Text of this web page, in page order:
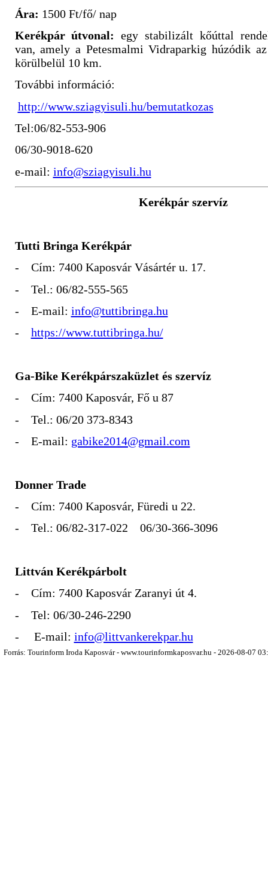
Ára: 1500 Ft/fő/ nap
Kerékpár útvonal: egy stabilizált kőúttal
van, amely a Petesmalmi Vidraparkig húzódik
körülbelül 10 km.
További információ:
http://www.sziagyisuli.hu/bemutatkozas
Tel:06/82-553-906
06/30-9018-620
e-mail: info@sziagyisuli.hu
Kerékpár szervíz
Tutti Bringa Kerékpár
- Cím: 7400 Kaposvár Vásártér u. 17.
- Tel.: 06/82-555-565
- E-mail: info@tuttibringa.hu
- https://www.tuttibringa.hu/
Ga-Bike Kerékpárszaküzlet és szervíz
- Cím: 7400 Kaposvár, Fő u 87
- Tel.: 06/20 373-8343
- E-mail: gabike2014@gmail.com
Donner Trade
- Cím: 7400 Kaposvár, Füredi u 22.
- Tel.: 06/82-317-022 06/30-366-3096
Littván Kerékpárbolt
- Cím: 7400 Kaposvár Zaranyi út 4.
- Tel: 06/30-246-2290
- E-mail: info@littvankerekpar.hu
Forrás: Tourinform Iroda Kaposvár - www.tourinformkaposvar.hu - 2026-08-07